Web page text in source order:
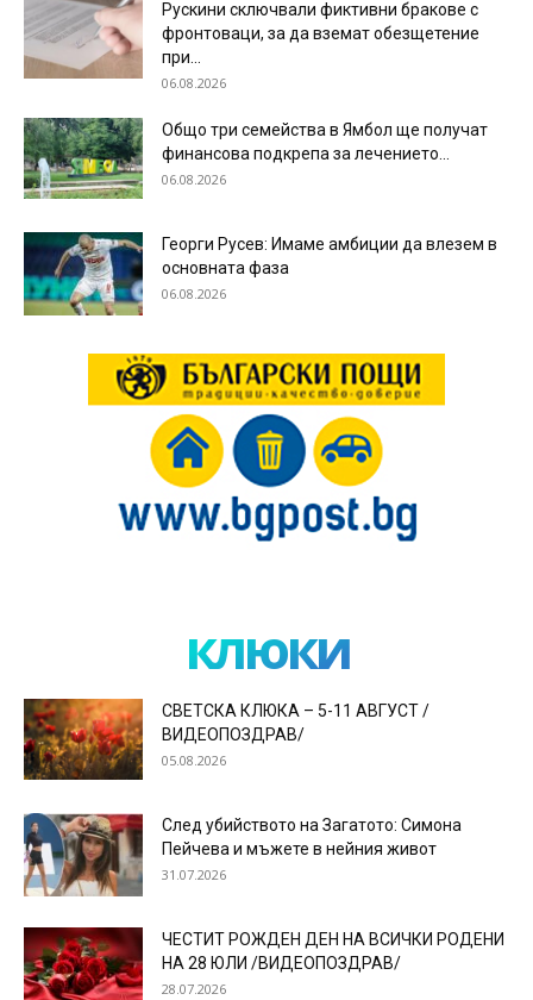
Рускини сключвали фиктивни бракове с
фронтоваци, за да вземат обезщетение
при...
06.08.2026
Общо три семейства в Ямбол ще получат
финансова подкрепа за лечението...
06.08.2026
Георги Русев: Имаме амбиции да влезем в
основната фаза
06.08.2026
клюки
СВЕТСКА КЛЮКА – 5-11 АВГУСТ /
ВИДЕОПОЗДРАВ/
05.08.2026
След убийството на Загатото: Симона
Пейчева и мъжете в нейния живот
31.07.2026
ЧЕСТИТ РОЖДЕН ДЕН НА ВСИЧКИ РОДЕНИ
НА 28 ЮЛИ /ВИДЕОПОЗДРАВ/
28.07.2026